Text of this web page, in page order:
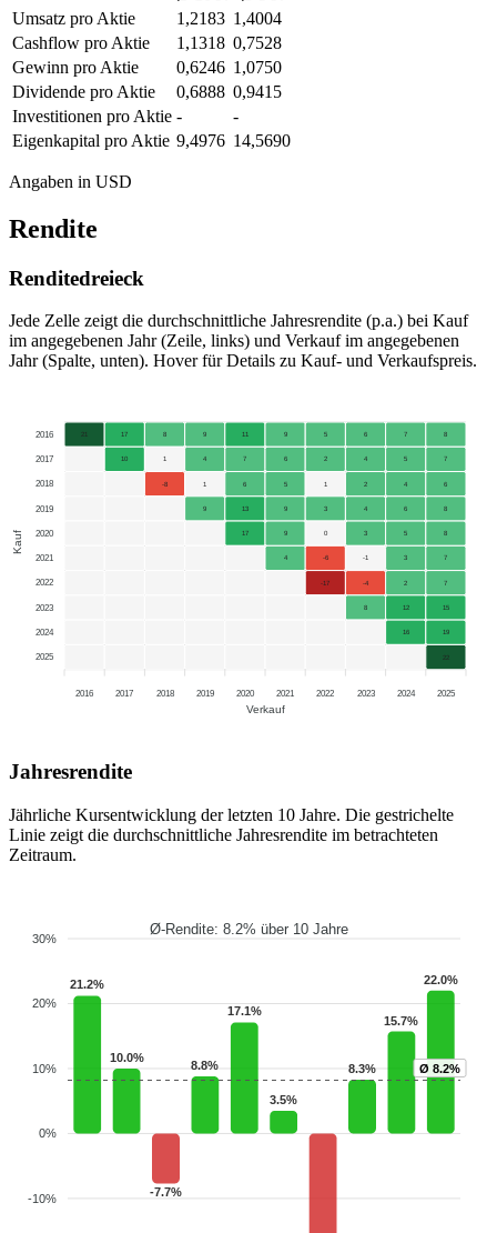
Umsatz pro Aktie
1,2183 1,4004
Cashflow pro Aktie
1,1318 0,7528
Gewinn pro Aktie
0,6246 1,0750
Dividende pro Aktie
0,6888 0,9415
Investitionen pro Aktie -
-
Eigenkapital pro Aktie 9,4976 14,5690
Angaben in USD
Rendite
Renditedreieck
Jede Zelle zeigt die durchschnittliche Jahresrendite (p.a.) bei Kauf
im angegebenen Jahr (Zeile, links) und Verkauf im angegebenen
Jahr (Spalte, unten). Hover für Details zu Kauf- und Verkaufspreis.
2016
2017
2018
2019
2020
2021
2022
2023
2024
2025
Kauf
21 17 8 9 11 9 5 6 7 8
10 1 4 7 6 2 4 5 7
-8 1 6 5 1 2 4 6
9 13 9 3 4 6 8
17 9 0 3 5 8
4 -6 -1 3 7
-17 -4 2 7
8 12 15
16 19
22
2016 2017 2018 2019 2020 2021 2022 2023 2024 2025
Verkauf
Jahresrendite
Jährliche Kursentwicklung der letzten 10 Jahre. Die gestrichelte
Linie zeigt die durchschnittliche Jahresrendite im betrachteten
Zeitraum.
Ø-Rendite: 8.2% über 10 Jahre
30%
20%
10%
0%
-10%
21.2%
10.0%
-7.7%
8.8%
17.1%
3.5%
8.3%
15.7%
22.0%
Ø 8.2%